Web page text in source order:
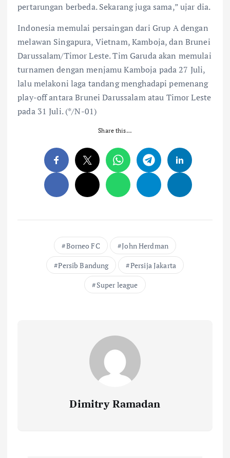
pertarungan berbeda. Sekarang juga sama,” ujar dia.
Indonesia memulai persaingan dari Grup A dengan
melawan Singapura, Vietnam, Kamboja, dan Brunei
Darussalam/Timor Leste. Tim Garuda akan memulai
turnamen dengan menjamu Kamboja pada 27 Juli,
lalu melakoni laga tandang menghadapi pemenang
play-off antara Brunei Darussalam atau Timor Leste
pada 31 Juli. (*/N-01)
Share this…
Borneo FC
John Herdman
Persib Bandung
Persija Jakarta
Super league
Dimitry Ramadan